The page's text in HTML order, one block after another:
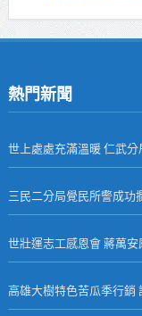
熱門新聞
世上處處充滿溫暖 仁武
三民二分局覺民所警成功
世壯運志工感恩會 蔣萬
高雄大樹特色苦瓜季行銷